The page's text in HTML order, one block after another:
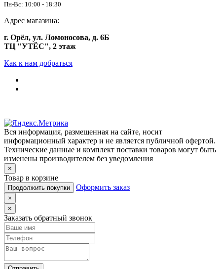
Пн-Вс: 10:00 - 18:30
Адрес магазина:
г. Орёл, ул. Ломоносова, д. 6Б
ТЦ "УТЁС", 2 этаж
Как к нам добраться
Вся информация, размещенная на сайте, носит
информационный характер и не является публичной офертой.
Технические данные и комплект поставки товаров могут быть
изменены производителем без уведомления
×
Товар в корзине
Продолжить покупки Оформить заказ
×
×
Заказать обратный звонок